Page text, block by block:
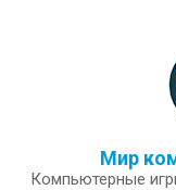
Мир
Компьютерные